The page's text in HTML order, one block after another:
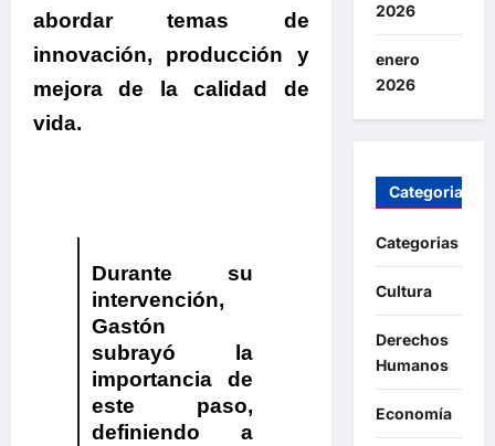
abordar temas de
innovación, producción y
mejora de la calidad de
vida.
Durante su
intervención,
Gastón
subrayó la
importancia de
este paso,
definiendo a
2026
enero
2026
Categorias
Categorias
Cultura
Derechos
Humanos
Economía